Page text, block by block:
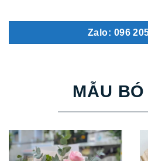
Zalo: 096
MẪU